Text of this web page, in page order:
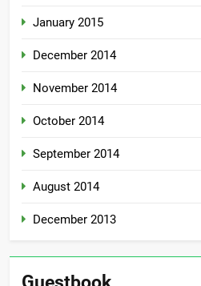
January 2015
December 2014
November 2014
October 2014
September 2014
August 2014
December 2013